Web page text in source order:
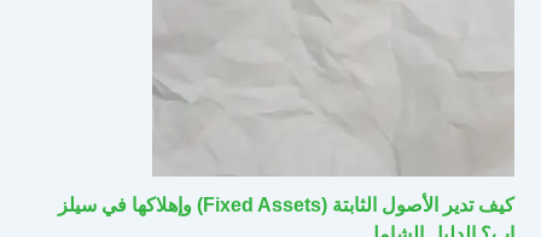
كيف تدير الأصول الثابتة (Fixed Assets) وإهلاكها في سيلز